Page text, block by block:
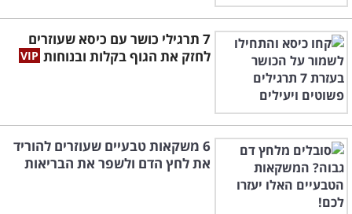
7 תרגילי כושר עם כיסא שעוזרים
לחזק את הגוף בקלות ובנוחות
6 משקאות טבעיים שעוזרים להוריד
את לחץ הדם ולשפר את הבריאות